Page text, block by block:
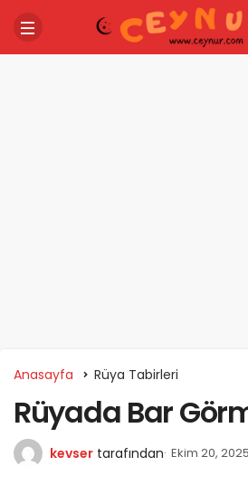
Anasayfa Rüya Tabirleri
Rüyada Bar
kevser tarafından Ekim 20, 2025